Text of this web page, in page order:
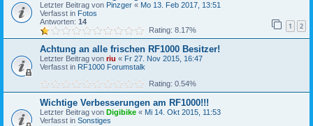
Letzter Beitrag von Pinzger « Mo 13. Feb 2017, 13:51
Verfasst in Fotos
Antworten: 14 1 2
Rating: 8.17%
Achtung an alle frischen RF1000 Besitzer!
Letzter Beitrag von riu « Fr 27. Nov 2015, 16:47
Verfasst in RF1000 Forumstalk
Rating: 0.54%
Wichtige Verbesserungen am RF1000!!!
Letzter Beitrag von Digibike « Mi 14. Okt 2015, 11:53
Verfasst in Sonstiges